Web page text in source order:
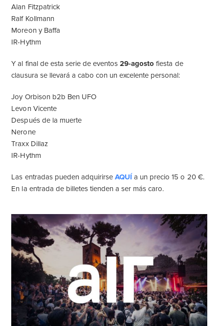
Alan Fitzpatrick
Ralf Kollmann
Moreon y Baffa
IR-Hythm
Y al final de esta serie de eventos29-agosto fiesta de
clausura se llevará a cabo con un excelente personal:
Joy Orbison b2b Ben UFO
Levon Vicente
Después de la muerte
Nerone
Traxx Dillaz
IR-Hythm
Las entradas pueden adquirirse AQUÍ a un precio 15 o 20 €.
En la entrada de billetes tienden a ser más caro.